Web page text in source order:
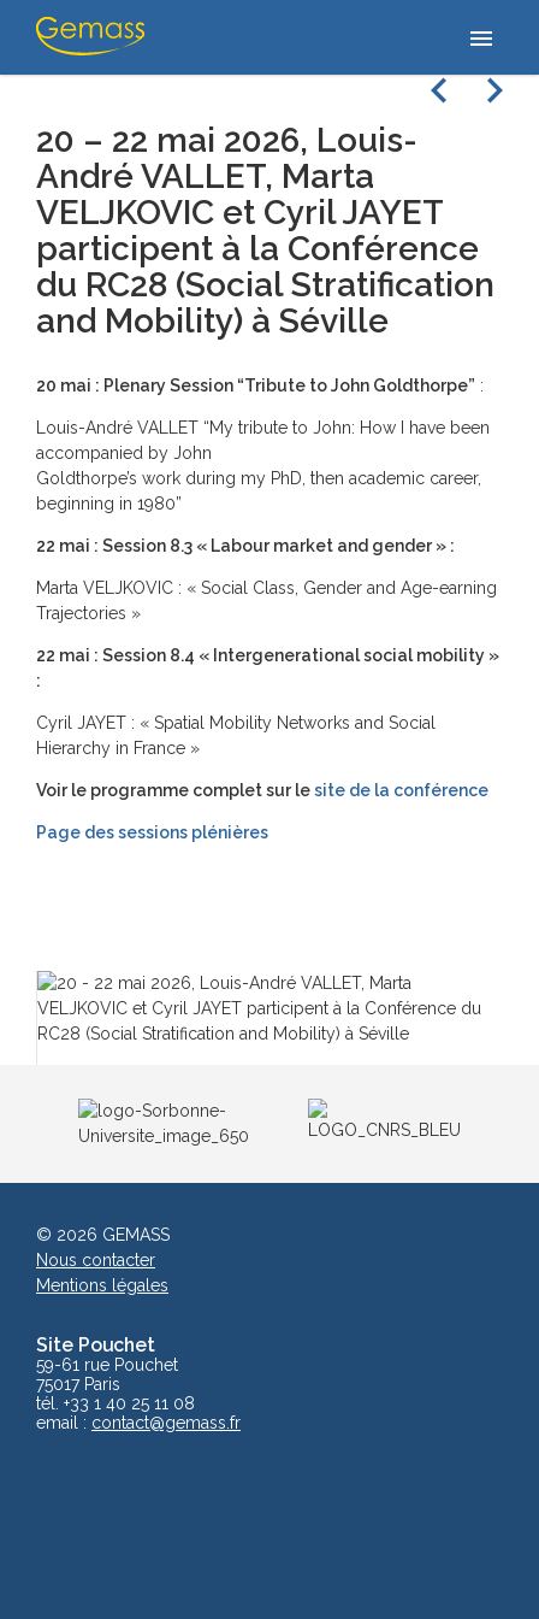
menu
Accueil/Actualités
VELJKOVIC et Cyril JAYET participent à la…
navigate_beforenavigate_next
20 – 22 mai 2026, Louis-
André VALLET, Marta
VELJKOVIC et Cyril JAYET
participent à la Conférence
du RC28 (Social Stratification
and Mobility) à Séville
20 mai : Plenary Session “Tribute to John Goldthorpe” :
Louis-André VALLET “My tribute to John: How I have been
accompanied by John
Goldthorpe’s work during my PhD, then academic career,
beginning in 1980”
22 mai : Session 8.3 « Labour market and gender » :
Marta VELJKOVIC : « Social Class, Gender and Age-earning
Trajectories »
22 mai : Session 8.4 « Intergenerational social mobility »
:
Cyril JAYET : « Spatial Mobility Networks and Social
Hierarchy in France »
Voir le programme complet sur lesite de la conférence
Page des sessions plénières
Site Pouchet
59-61 rue Pouchet
75017 Paris
tél. +33 1 40 25 11 08
email : contact@gemass.fr
© 2026 GEMASS
Nous contacter
Mentions légales